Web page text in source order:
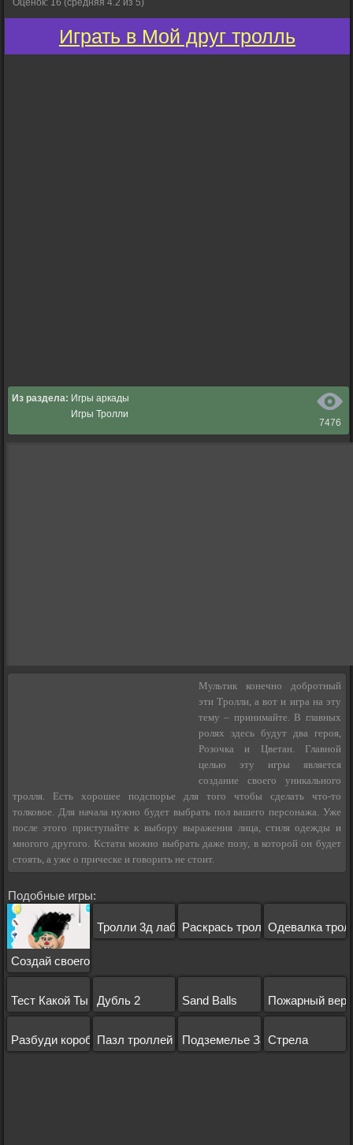
Оценок: 16 (средняя 4.2 из 5)
Играть в Мой друг тролль
7476
Из раздела: Игры аркады
Игры Тролли
Мультик конечно добротный
эти Тролли, а вот и игра на эту
тему – принимайте. В главных
ролях здесь будут два героя,
Розочка и Цветан. Главной
целью эту игры является
создание своего уникального
тролля. Есть хорошее подспорье для того чтобы сделать что-то
толковое. Для начала нужно будет выбрать пол вашего персонажа. Уже
после этого приступайте к выбору выражения лица, стиля одежды и
многого другого. Кстати можно выбрать даже позу, в которой он будет
стоять, а уже о прическе и говорить не стоит.
Подобные игры:
Создай своего тролля
Тролли 3д лабиринтРаскрась троллейОдевалка
Тест Какой Ты Тролль?
Дубль 2 Sand Balls Пожарный
Разбуди коробкуПазл троллей Подземелье ЗамкаСтрела